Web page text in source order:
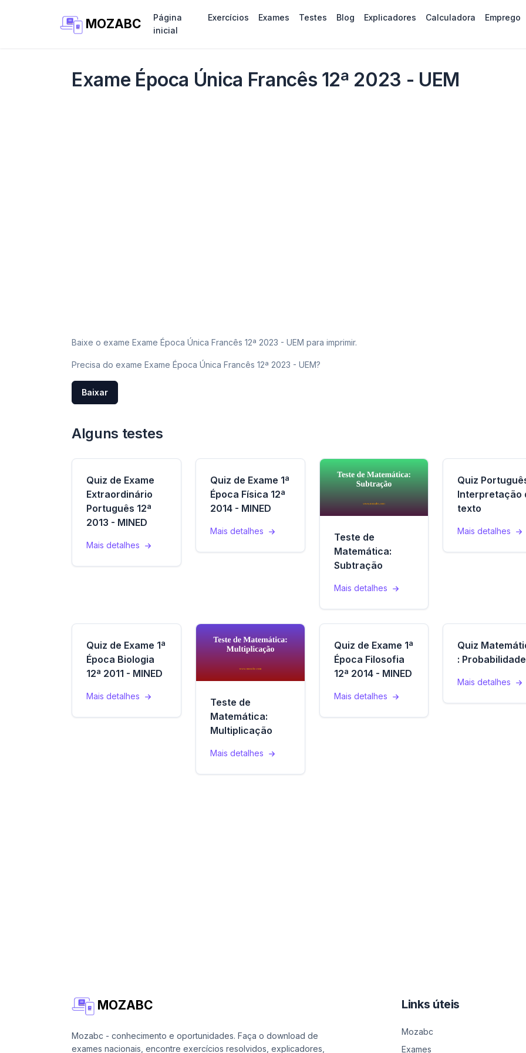
MOZABC
Página
inicial
Exercícios Exames Testes Blog Explicadores Calculadora Emprego
Exame Época Única Francês 12ª 2023 - UEM
Baixe o exame Exame Época Única Francês 12ª 2023 - UEM para imprimir.
Precisa do exame Exame Época Única Francês 12ª 2023 - UEM?
Baixar
Alguns testes
Quiz de Exame
Extraordinário
Português 12ª
2013 - MINED
Mais detalhes
Quiz de Exame 1ª
Época Física 12ª
2014 - MINED
Mais detalhes
Teste de
Matemática:
Subtração
Mais detalhes
Quiz
Interpretação
texto
Mais detalhes
Quiz de Exame 1ª
Época Biologia
12ª 2011 - MINED
Mais detalhes
Teste de
Matemática:
Multiplicação
Mais detalhes
Quiz de Exame 1ª
Época Filosofia
12ª 2014 - MINED
Mais detalhes
Quiz
:
Mais detalhes
MOZABC
Mozabc - conhecimento e oportunidades. Faça o download de
exames nacionais, encontre exercícios resolvidos, explicadores,
Links úteis
Mozabc
Exames